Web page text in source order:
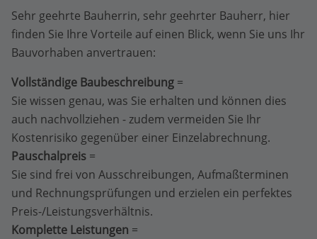
Sehr geehrte Bauherrin, sehr geehrter Bauherr, hier
finden Sie Ihre Vorteile auf einen Blick, wenn Sie uns Ihr
Bauvorhaben anvertrauen:
Vollständige Baubeschreibung =
Sie wissen genau, was Sie erhalten und können dies
auch nachvollziehen - zudem vermeiden Sie Ihr
Kostenrisiko gegenüber einer Einzelabrechnung.
Pauschalpreis =
Sie sind frei von Ausschreibungen, Aufmaßterminen
und Rechnungsprüfungen und erzielen ein perfektes
Preis-/Leistungsverhältnis.
Komplette Leistungen =